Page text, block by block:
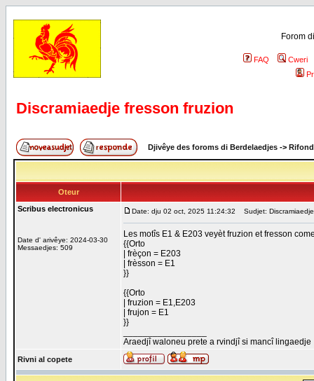
Forom
FAQ
Cweri
Discramiaedje fresson fruzion
Djivêye des foroms di Berdelaedjes ->
Oteur
Scribus electronicus
Date d' arivêye: 2024-03-30
Messaedjes: 509
Date: dju 02 oct, 2025 11:24:32 Sudjet:
Les motîs E1 & E203 veyèt fruzion et fresson
{{Orto
| frèçon = E203
| frèsson = E1
}}
{{Orto
| fruzion = E1,E203
| frujon = E1
}}
Araedjî waloneu prete a rvindjî si mancî lingaedje
Rivni al copete